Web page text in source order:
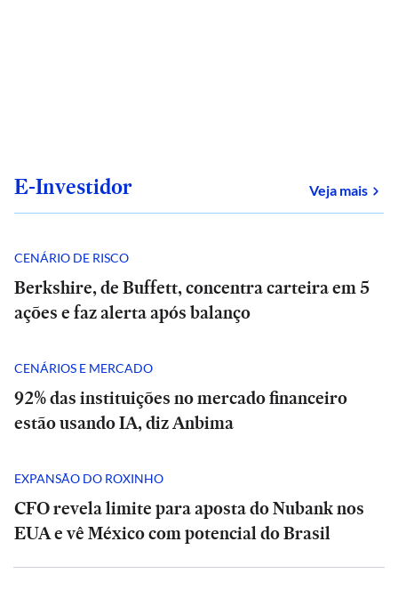
E-Investidor Veja mais
CENÁRIO DE RISCO
Berkshire, de Buffett, concentra carteira em 5
ações e faz alerta após balanço
CENÁRIOS E MERCADO
92% das instituições no mercado financeiro
estão usando IA, diz Anbima
EXPANSÃO DO ROXINHO
CFO revela limite para aposta do Nubank nos
EUA e vê México com potencial do Brasil